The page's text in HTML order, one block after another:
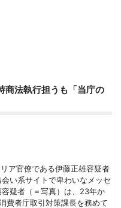
商法執行担うも「当庁の
ア官僚である伊藤正雄容疑者
い系サイトで卑わいなメッセ
疑者（＝写真）は、23年か
費者庁取引対策課長を務めて